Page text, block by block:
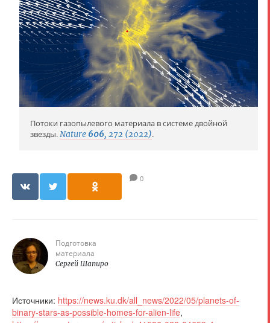
Потоки газопылевого материала в системе двойной
звезды.Nature 606, 272 (2022).
0
Подготовка
материала
Сергей Шапиро
Источники: https://news.ku.dk/all_news/2022/05/planets-of-
binary-stars-as-possible-homes-for-alien-life,